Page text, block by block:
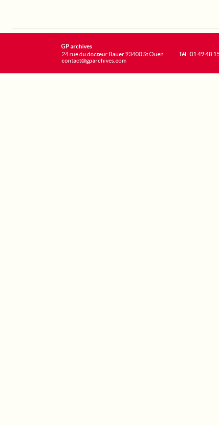
GP archives
24 rue du docteur Bauer 93400 St Ouen
contact@gparchives.com
Tél : 01 49 48